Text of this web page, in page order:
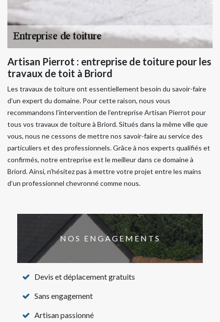
Artisan Pierrot : entreprise de toiture pour les
travaux de toit à Briord
Les travaux de toiture ont essentiellement besoin du savoir-faire
d’un expert du domaine. Pour cette raison, nous vous
recommandons l’intervention de l’entreprise Artisan Pierrot pour
tous vos travaux de toiture à Briord. Situés dans la même ville que
vous, nous ne cessons de mettre nos savoir-faire au service des
particuliers et des professionnels. Grâce à nos experts qualifiés et
confirmés, notre entreprise est le meilleur dans ce domaine à
Briord. Ainsi, n’hésitez pas à mettre votre projet entre les mains
d’un professionnel chevronné comme nous.
NOS ENGAGEMENTS
Devis et déplacement gratuits
Sans engagement
Artisan passionné